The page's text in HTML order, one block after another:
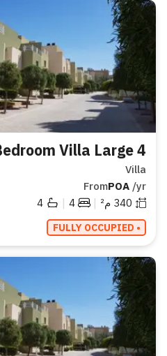
4 Bedroom Villa Large
Villa
FromPOA /yr
340 م² |
4
|
4
• FULLY OCCUPIED